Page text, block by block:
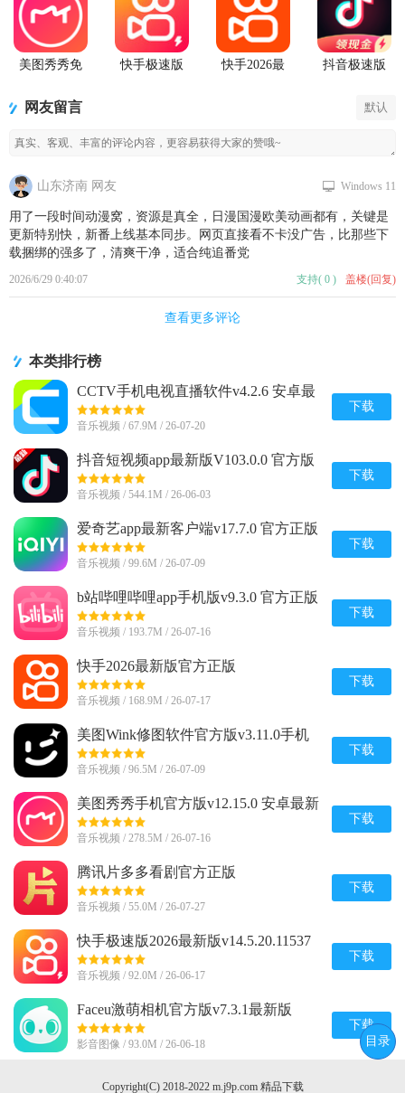
美图秀秀免
快手极速版
快手2026最
抖音极速版
网友留言 默认
山东济南 网友
2026/6/29 0:40:07
用了一段时间动漫窝，资源是真全，日漫国漫欧美动画都有，关键是
更新特别快，新番上线基本同步。网页直接看不卡没广告，比那些下
载捆绑的强多了，清爽干净，适合纯追番党
Windows 11
支持( 0 ) 盖楼(回复)
查看更多评论
本类排行榜
CCTV手机电视直播软件v4.2.6 安卓最
新版
音乐视频 / 67.9M / 26-07-20
下载
抖音短视频app最新版V103.0.0 官方版
音乐视频 / 544.1M / 26-06-03
下载
爱奇艺app最新客户端v17.7.0 官方正版
音乐视频 / 99.6M / 26-07-09
下载
b站哔哩哔哩app手机版v9.3.0 官方正版
音乐视频 / 193.7M / 26-07-16
下载
快手2026最新版官方正版
v14.6.20.49153 安卓版
音乐视频 / 168.9M / 26-07-17
下载
美图Wink修图软件官方版v3.11.0手机
版
音乐视频 / 96.5M / 26-07-09
下载
美图秀秀手机官方版v12.15.0 安卓最新
版
音乐视频 / 278.5M / 26-07-16
下载
腾讯片多多看剧官方正版
appv3.23.0.25751官方最新版
音乐视频 / 55.0M / 26-07-27
下载
快手极速版2026最新版v14.5.20.11537
安卓版
音乐视频 / 92.0M / 26-06-17
下载
Faceu激萌相机官方版v7.3.1最新版
影音图像 / 93.0M / 26-06-18
下载
Copyright(C) 2018-2022 m.j9p.com 精品下载
目录